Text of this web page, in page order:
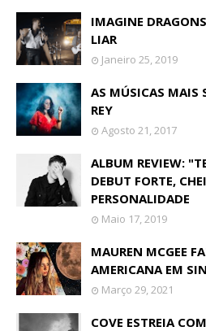
IMAGINE
LIAR
Janeiro 25, 2019
AS MÚSICAS MAIS
REY
Agosto 21, 2017
ALBUM REVIEW:
DEBUT FORTE,
PERSONALIDADE
Maio 17, 2019
MAUREN MCGEE
AMERICANA EM
Março 29, 2021
COVE ESTREIA